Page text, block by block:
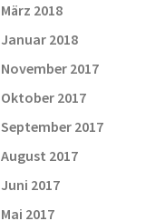
März 2018
Januar 2018
November 2017
Oktober 2017
September 2017
August 2017
Juni 2017
Mai 2017